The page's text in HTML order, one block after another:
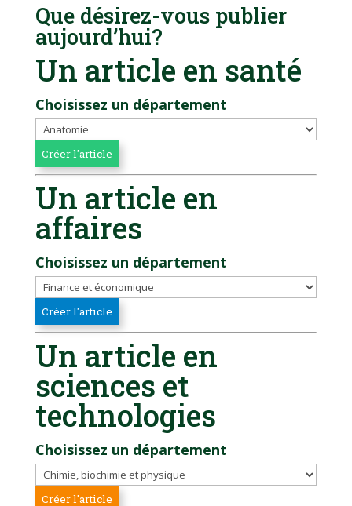
Que désirez-vous publier
aujourd’hui?
Un article en santé
Choisissez un département
Un article en
affaires
Choisissez un département
Un article en
sciences et
technologies
Choisissez un département